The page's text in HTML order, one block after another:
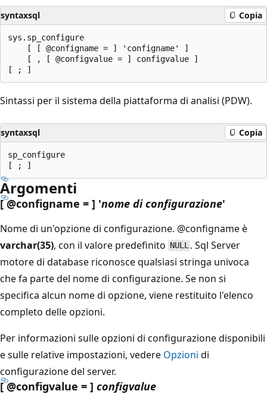
syntaxsql Copia
sys.sp_configure
    [ [ @configname = ] 'configname' ]
    [ , [ @configvalue = ] configvalue ]
Sintassi per il sistema della piattaforma di analisi (PDW).
syntaxsql Copia
sp_configure
Argomenti
[ @configname = ] 'nome di configurazione'
Nome di un'opzione di configurazione. @configname è
varchar(35), con il valore predefinito NULL . Sql Server
motore di database riconosce qualsiasi stringa univoca
che fa parte del nome di configurazione. Se non si
specifica alcun nome di opzione, viene restituito l'elenco
completo delle opzioni.
Per informazioni sulle opzioni di configurazione disponibili
e sulle relative impostazioni, vedere Opzioni di
configurazione del server.
[ @configvalue = ] configvalue